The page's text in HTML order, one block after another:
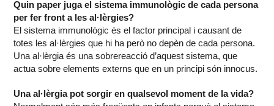
Quin paper juga el sistema immunològic de cada persona
per fer front a les al·lèrgies?
El sistema immunològic és el factor principal i causant de
totes les al·lèrgies que hi ha però no depèn de cada persona.
Una al·lèrgia és una sobrereacció d’aquest sistema, que
actua sobre elements externs que en un principi són innocus.
Una al·lèrgia pot sorgir en qualsevol moment de la vida?